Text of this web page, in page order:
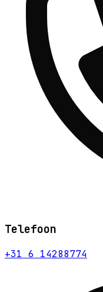
Telefoon
+31 6 14288774